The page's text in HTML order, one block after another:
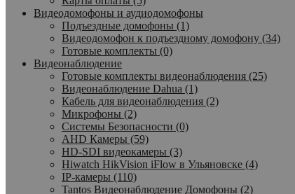
Видеодомофоны и аудиодомофоны
Подъездные домофоны (1)
Видеодомофон к подъездному домофону (34)
Готовые комплекты (0)
Видеонаблюдение
Готовые комплекты видеонаблюдения (25)
Видеонаблюдение Dahua (1)
Кабель для видеонаблюдения (2)
Микрофоны (2)
Системы Безопасности (0)
AHD Камеры (59)
HD-SDI видеокамеры (3)
Hiwatch HikVision iFlow в Ульяновске (4)
IP-камеры (110)
Tantos Видеонаблюдение Домофоны (2)